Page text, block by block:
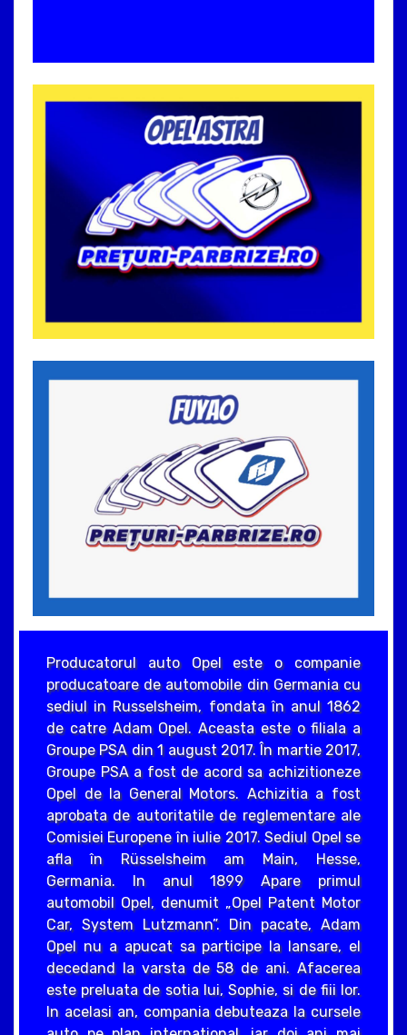
Producatorul auto Opel este o companie
producatoare de automobile din Germania cu
sediul in Russelsheim, fondata în anul 1862
de catre Adam Opel. Aceasta este o filiala a
Groupe PSA din 1 august 2017. În martie 2017,
Groupe PSA a fost de acord sa achizitioneze
Opel de la General Motors. Achizitia a fost
aprobata de autoritatile de reglementare ale
Comisiei Europene în iulie 2017. Sediul Opel se
afla în Rüsselsheim am Main, Hesse,
Germania. In anul 1899 Apare primul
automobil Opel, denumit „Opel Patent Motor
Car, System Lutzmann”. Din pacate, Adam
Opel nu a apucat sa participe la lansare, el
decedand la varsta de 58 de ani. Afacerea
este preluata de sotia lui, Sophie, si de fiii lor.
In acelasi an, compania debuteaza la cursele